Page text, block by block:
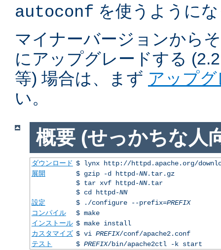
autoconf を使うように
マイナーバージョンから
にアップグレードする
等) 場合は、まず アップ
い。
概要 (せっかちな人
ダウンロード $ lynx http://httpd.apache.org/
展開
$ gzip -d httpd-NN.tar.gz
$ tar xvf httpd-NN.tar
$ cd httpd-NN
設定
$ ./configure --prefix=PREFIX
コンパイル
$ make
インストール $ make install
カスタマイズ $ vi PREFIX/conf/apache2.conf
テスト
$ PREFIX/bin/apache2ctl -k start